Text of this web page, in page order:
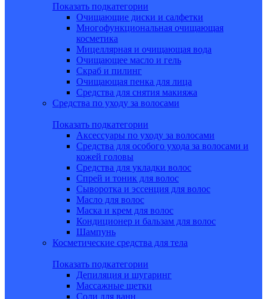
Показать подкатегории
Очищающие диски и салфетки
Многофункциональная очищающая
косметика
Мицеллярная и очищающая вода
Очищающее масло и гель
Скраб и пилинг
Очищающая пенка для лица
Средства для снятия макияжа
Средства по уходу за волосами
Показать подкатегории
Аксессуары по уходу за волосами
Средства для особого ухода за волосами и
кожей головы
Средства для укладки волос
Спрей и тоник для волос
Сыворотка и эссенция для волос
Масло для волос
Маска и крем для волос
Кондиционер и бальзам для волос
Шампунь
Косметические средства для тела
Показать подкатегории
Депиляция и шугаринг
Массажные щетки
Соли для ванн